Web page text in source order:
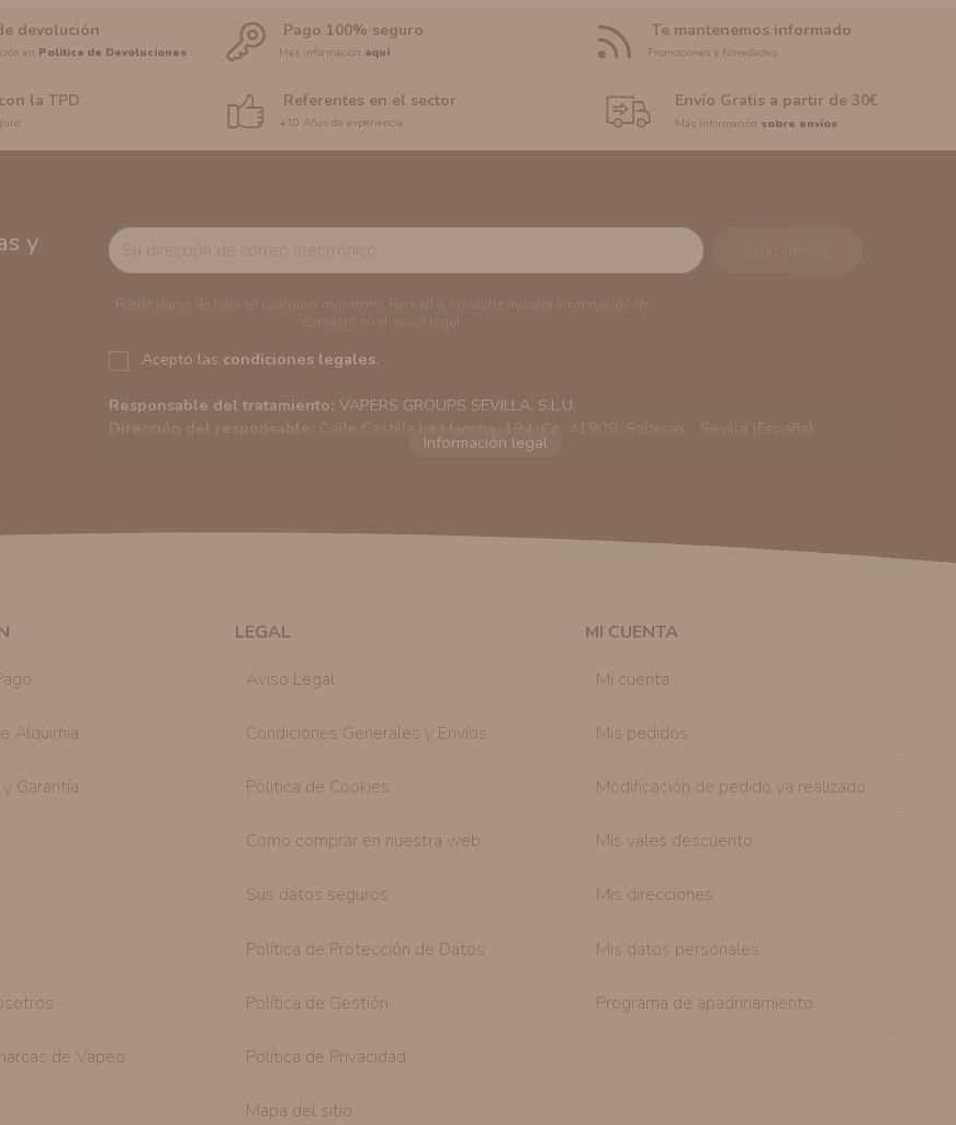
devolución
en Política de Devoluciones
Pago 100% seguro
Más información aquí
Te mantenemos informado
Promociones y Novedades
la TPD Referentes en el sector
+10 Años de experiencia
Envío Gratis a partir de 30€
Más información sobre envíos
y
Acepto las condiciones legales.
Responsable del tratamiento: VAPERS GROUPS SEVILLA, S.L.U.
Sus datos serán usados para poder enviarle información comercial (Puede consultar como
similares a los artículos que ha adquirido. Puede solicitar la cancelación de comunicaciones comerciales
Con carácter general, sólo el personal de nuestra entidad que esté debidamente
Tiene derecho a saber qué información tenemos sobre usted, corregirla y eliminarla, tal y
Alquimia
Garantía
de Vapeo
LEGAL
Aviso Legal
Condiciones Generales y Envíos
Politica de Cookies
Como comprar en nuestra web
Sus datos seguros
Política de Protección de Datos
Política de Gestión
Política de Privacidad
Mapa del sitio
MI CUENTA
Mi cuenta
Mis pedidos
Modificación de pedido ya realizado
Mis vales descuento
Mis direcciones
Mis datos personales
Programa de apadrinamiento